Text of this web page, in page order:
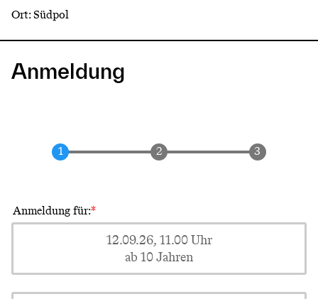
Ort: Südpol
Anmeldung
Anmeldung für:
12.09.26, 11.00 Uhr
ab 10 Jahren